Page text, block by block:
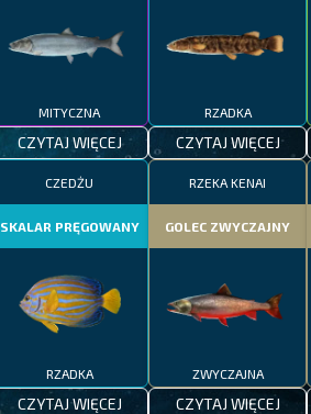
MITYCZNA
CZYTAJ WIĘCEJ
RZADKA
CZYTAJ WIĘCEJ
CZEDŻU
SKALAR PRĘGOWANY
RZADKA
CZYTAJ WIĘCEJ
RZEKA KENAI
GOLEC ZWYCZAJNY
ZWYCZAJNA
CZYTAJ WIĘCEJ